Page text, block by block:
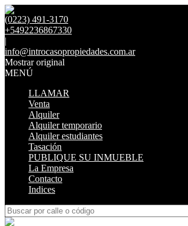
(0223) 491-3170
+5492236867330
|
info@introcasopropiedades.com.ar
Mostrar original
MENÚ
LLAMAR
Venta
Alquiler
Alquiler temporario
Alquiler estudiantes
Tasación
PUBLIQUE SU INMUEBLE
La Empresa
Contacto
Indices